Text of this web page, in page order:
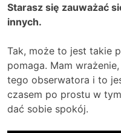
Starasz się zauważać
innych.
Tak, może to jest takie
pomaga. Mam
tego obserwatora i to
czasem po prostu w
dać sobie spokój.